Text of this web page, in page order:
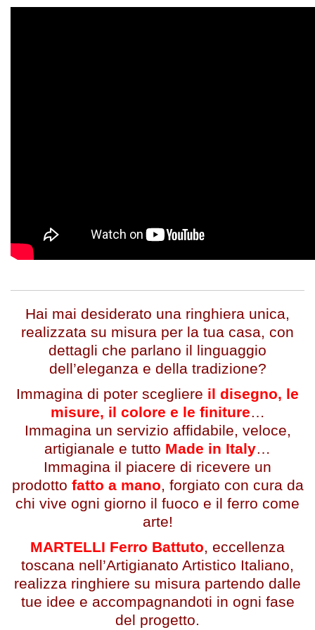
Hai mai desiderato una ringhiera unica,
realizzata su misura per la tua casa, con
dettagli che parlano il linguaggio
dell’eleganza e della tradizione?
Immagina di poter scegliere il disegno, le
misure, il colore e le finiture…
Immagina un servizio affidabile, veloce,
artigianale e tutto Made in Italy…
Immagina il piacere di ricevere un
prodotto fatto a mano, forgiato con cura da
chi vive ogni giorno il fuoco e il ferro come
arte!
MARTELLI Ferro Battuto, eccellenza
toscana nell’Artigianato Artistico Italiano,
realizza ringhiere su misura partendo dalle
tue idee e accompagnandoti in ogni fase
del progetto.